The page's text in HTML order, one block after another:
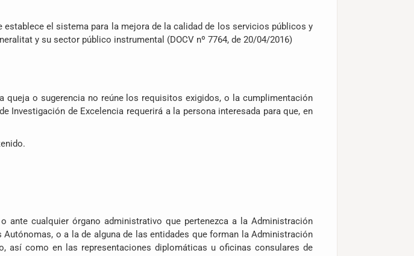
establece el sistema para la mejora de la calidad de los servicios públicos y
y su sector público instrumental (DOCV nº 7764, de 20/04/2016)
queja o sugerencia no reúne los requisitos exigidos, o la cumplimentación
Investigación de Excelencia requerirá a la persona interesada para que, en
ante cualquier órgano administrativo que pertenezca a la Administración
o a la de alguna de las entidades que forman la Administración
como en las representaciones diplomáticas u oficinas consulares de